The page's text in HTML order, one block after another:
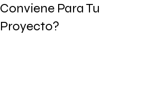
Conviene Para Tu
Proyecto?